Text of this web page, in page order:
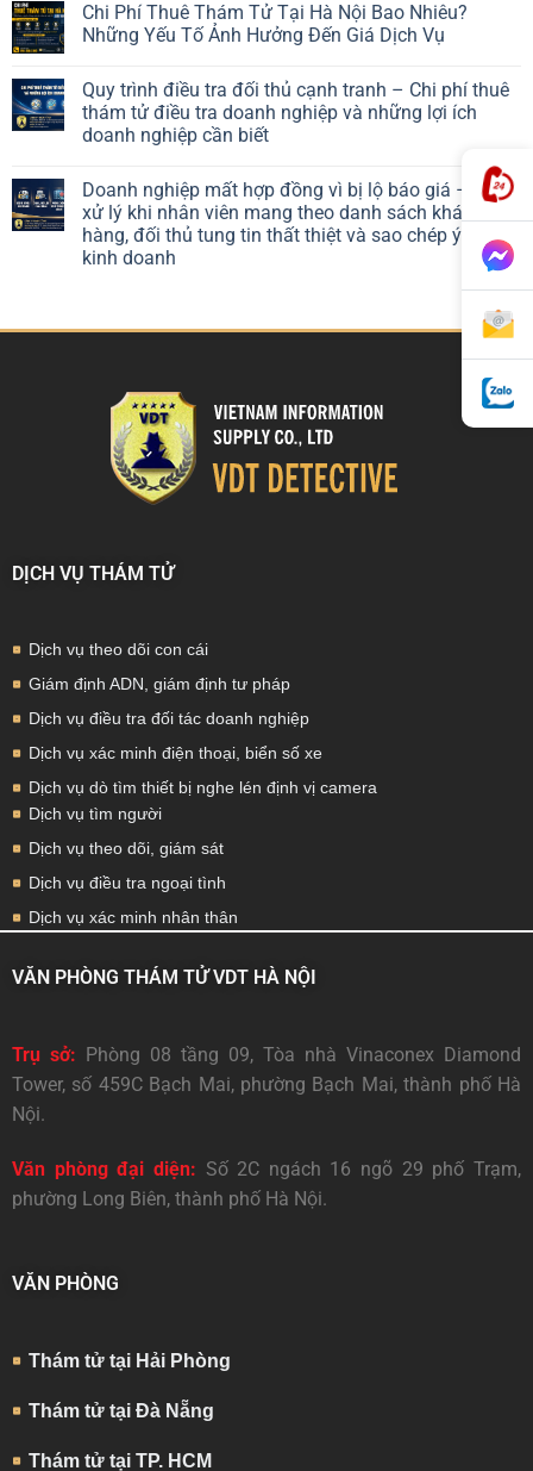
Chi Phí Thuê Thám Tử Tại Hà Nội Bao Nhiêu?
Những Yếu Tố Ảnh Hưởng Đến Giá Dịch Vụ
Quy trình điều tra đối thủ cạnh tranh – Chi phí thuê
thám tử điều tra doanh nghiệp và những lợi ích
doanh nghiệp cần biết
Doanh nghiệp mất hợp đồng vì bị lộ báo giá – Cách
xử lý khi nhân viên mang theo danh sách khách
hàng, đối thủ tung tin thất thiệt và sao chép ý tưởng
kinh doanh
DỊCH VỤ THÁM TỬ
Dịch vụ theo dõi con cái
Giám định ADN, giám định tư pháp
Dịch vụ điều tra đối tác doanh nghiệp
Dịch vụ xác minh điện thoại, biển số xe
Dịch vụ dò tìm thiết bị nghe lén định vị camera
Dịch vụ tìm người
Dịch vụ theo dõi, giám sát
Dịch vụ điều tra ngoại tình
Dịch vụ xác minh nhân thân
VĂN PHÒNG THÁM TỬ VDT HÀ NỘI
Trụ sở:
Phòng 08 tầng 09, Tòa nhà Vinaconex Diamond
Tower, số 459C Bạch Mai, phường Bạch Mai, thành phố Hà
Nội.
Văn phòng đại diện: Số 2C ngách 16 ngõ 29 phố Trạm,
phường Long Biên, thành phố Hà Nội.
VĂN PHÒNG
Thám tử tại Hải Phòng
Thám tử tại Đà Nẵng
Thám tử tại TP. HCM